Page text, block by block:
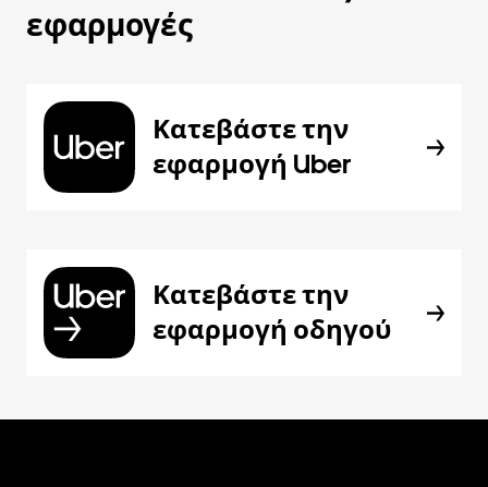
εφαρμογές
Κατεβάστε την
εφαρμογή Uber
Κατεβάστε την
εφαρμογή οδηγού